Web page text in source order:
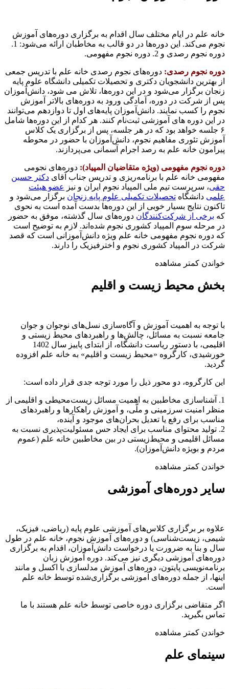
خانه علم در ایام مختلف سال اقدام به برگزاری دوره‌های آموزش
نجوم می‌کند. این دوره‌ها در دو قالب به مخاطبان ارائه می‌شود: 1.
دوره نجوم رصدی و 2. دوره نجوم مفهومی.
دوره نجوم رصدی: دوره‌های نجوم رصدی خانه علم با تدریس جمعی
از بهترین دانشجویان دکتری و تحصیلات تکمیلی دانشگاه علوم پایه
زنجان برگزار می‌شود و در این دوره‌ها، تلاش می شود، دانش‌آموزان
پس از شرکت در دوره، آمادگی ورود به دوره‌های بالاتر آموزش
نجوم را کسب نمایند. دانش‌آموزان پایه‌های اول تا دوازدهم می‌توانند
در این دوره‌ های آموزشی ثبت‌نام کنند. هر کدام از این دوره‌ها شامل
۶ جلسه‌ خواهد بود که در هر جلسه، پس از برگزاری یک کلاس
آموزش تئوری مفاهیم نجوم، دانش‌آموزان با حضور در محوطه
پیرامون خانه علم به رصد اجرام آسمانی می‌پردازند.
دوره نجوم مفهومی (ویژه متقاضیان المپیاد): دوره‌های نجومی
مفهومی خانه علم با برنامه‌ریزی و تدریس جناب آقای دکتر حسین
حقی، سرپرست تیم ملی المپیاد نجوم ایران و نیز عضو هیئت
علمی دانشگاه تحصیلات تکمیلی علوم پایه زنجان برگزار می‌شود و
تاکنون نتایج بسیار خوبی از این دوره‌ها بدست آمده است به نحوی
که برخی از شرکت‌کنندگان دوره‌های سال گذشته، موفق به حضور
در مرحله سوم المپیاد کشوری نجوم شده‌اند. لازم به توضیح است
که دوره نجوم مفهومی خانه علم ویژه دانش‌آموزانی است که قصد
شرکت در المپیاد کشوری نجوم و اخترفیزیک را دارند.
خواندن کمتر مشاهده
بخش محیط زیست و اقلیم
با توجه به اهمیت آموزش و آگاه‌سازی نسل‌های نوجوان و جوان
جامعه نسبت به مسائل، چالش‌ها و راهبردهای محیط زیستی و
اقلیمی، با دستور ریاست دانشگاه، از ابتدای پاییز سال 1402
خورشیدی، کارگروه «محیط زیست و اقلیم» به خانه علم افزوده
گردید.
این کارگروه، دو محور ذیل را مورد توجه جدی قرار داده است:
1. آشنا‌سازی مخاطبین به اهمیت مسائل زیست‌محیطی و اقلیمی از
منظر امنیت سرزمینی و ملّی، و آموزش راهکارها و راهبردهای
مناسب برای رفع یا تعدیل بحران‌های موجود و آینده،
2. تولید محتوای مناسب برای ایجاد حس مسئولیت‌پذیری نسبت به
مسائل اقلیمی و محیط‌زیستی در بین مخاطبین خانه علم (عموم
مردم و بویژه دانش‌آموزان).
خواندن کمتر مشاهده
سایر دوره‌های آموزشی
علاوه بر برگزاری کلاس‌های آموزشی علوم پایه (ریاضی، فیزیک،
شیمی، زیست‌شناسی) و دوره‌های آموزش نجوم، خانه علم در طول
سال و بنا به ضرورت یا درخواست دانش‌آموزان، اقدام به برگزاری
دوره‌های آموزشی دیگری نیز می‌کند. دوره آموزش زبان
برنامه‌نویسی پایتون، دوره‌های آموزش مدلسازی با اکسل و مانند
اینها، از جمله دوره‌های آموزشی برگزاری‌شده توسط خانه علم
است.
اگر متقاضی برگزاری دوره خاصی توسط خانه علم هستند با ما
تماس بگیرید.
خواندن کمتر مشاهده
سینمای علم